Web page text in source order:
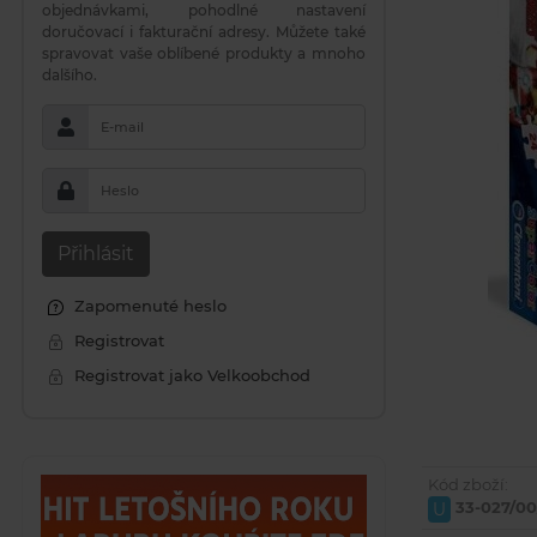
Kód zboží:
U 33-027/
objednávkami, pohodlné nastavení
doručovací i fakturační adresy. Můžete také
spravovat vaše oblíbené produkty a mnoho
dalšího.
E-mail
Heslo
Přihlásit
Zapomenuté heslo
Registrovat
Registrovat jako Velkoobchod